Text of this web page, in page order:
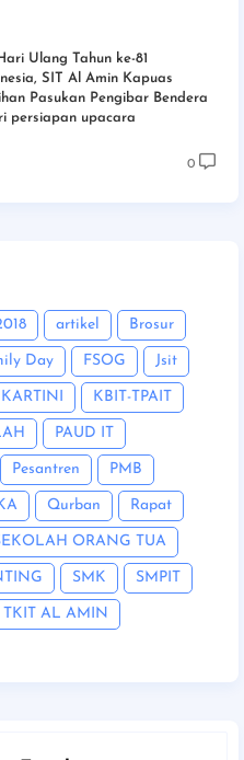
Ulang Tahun ke-81
SIT Al Amin Kapuas
Pasukan Pengibar Bendera
persiapan upacara
0
artikel Brosur
Day FSOG Jsit
KARTINI KBIT-TPAIT
PAUD IT
Pesantren PMB
Qurban Rapat
ORANG TUA
SMK SMPIT
TKIT AL AMIN